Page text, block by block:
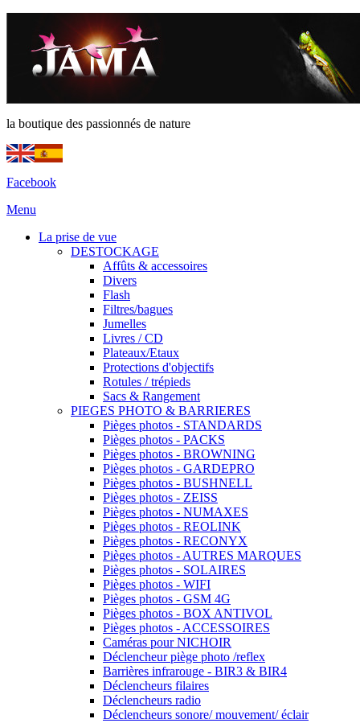
la boutique des passionnés de nature
Facebook
Menu
La prise de vue
DESTOCKAGE
Affûts & accessoires
Divers
Flash
Filtres/bagues
Jumelles
Livres / CD
Plateaux/Etaux
Protections d'objectifs
Rotules / trépieds
Sacs & Rangement
PIEGES PHOTO & BARRIERES
Pièges photos - STANDARDS
Pièges photos - PACKS
Pièges photos - BROWNING
Pièges photos - GARDEPRO
Pièges photos - BUSHNELL
Pièges photos - ZEISS
Pièges photos - NUMAXES
Pièges photos - REOLINK
Pièges photos - RECONYX
Pièges photos - AUTRES MARQUES
Pièges photos - SOLAIRES
Pièges photos - WIFI
Pièges photos - GSM 4G
Pièges photos - BOX ANTIVOL
Pièges photos - ACCESSOIRES
Caméras pour NICHOIR
Déclencheur piège photo /reflex
Barrières infrarouge - BIR3 & BIR4
Déclencheurs filaires
Déclencheurs radio
Déclencheurs sonore/ mouvement/ éclair